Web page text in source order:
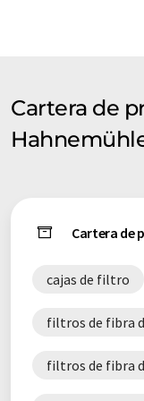
Cartera de
Cartera de
cajas de filtro
filtros de fibra
filtros de fibra